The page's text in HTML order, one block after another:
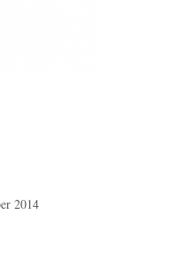
2014